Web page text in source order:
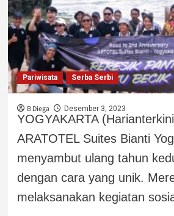
Pariwisata Serba Serbi
B Diega Desember 3, 2023
YOGYAKARTA
ARATOTEL Suites Bianti
menyambut ulang tahun
dengan cara yang unik.
melaksanakan kegiatan